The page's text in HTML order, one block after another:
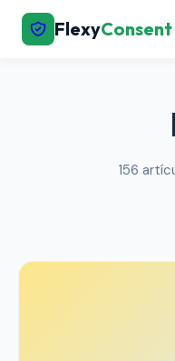
FlexyConsent
← Volver al inicio
156